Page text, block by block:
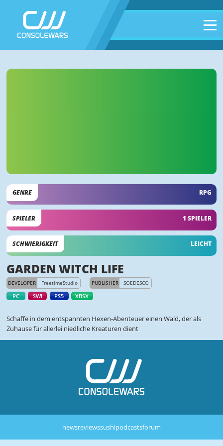
GENRE RPG
SPIELER 1 SPIELER
SCHWIERIGKEIT LEICHT
GARDEN WITCH LIFE
DEVELOPER FreetimeStudio PUBLISHER SOEDESCO
PC SWI PS5 XBSX
Schaffe in dem entspannten Hexen-Abenteuer einen Wald, der als
Zuhause für allerlei niedliche Kreaturen dient
newsreviewssushipodcastsforum